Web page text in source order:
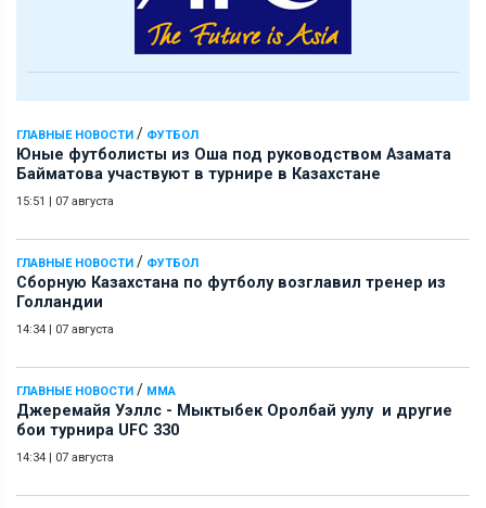
ГЛАВНЫЕ НОВОСТИ / ФУТБОЛ
Юные футболисты из Оша под руководством Азамата
Байматова участвуют в турнире в Казахстане
15:51 07 августа
ГЛАВНЫЕ НОВОСТИ / ФУТБОЛ
Сборную Казахстана по футболу возглавил тренер из
Голландии
14:34 07 августа
ГЛАВНЫЕ НОВОСТИ / ММА
Джеремайя Уэллс - Мыктыбек Оролбай уулу и другие
бои турнира UFC 330
14:34 07 августа